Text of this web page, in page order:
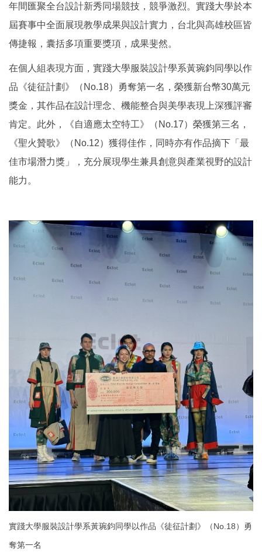
年間匯聚全台設計新秀同場競技，競爭激烈。實踐大學於本
屆賽事中全面展現教學成果與設計實力，台北與高雄校區皆
傳捷報，囊括多項重要獎項，成果斐然。
在個人組表現方面，實踐大學服裝設計學系黃琬鈞同學以作
品《徒征計劃》（No.18）勇奪第一名，榮獲新台幣30萬元
獎金，其作品在設計理念、機能整合與美學表現上深獲評審
肯定。此外，《自適應太空特工》（No.17）榮獲第三名，
《聖火贊歌》（No.12）獲得佳作，同時亦有作品摘下「最
佳市場潛力獎」，充分展現學生兼具創意與產業視野的設計
能力。
實踐大學服裝設計學系黃琬鈞同學以作品《徒征計劃》（No.18）勇
奪第一名